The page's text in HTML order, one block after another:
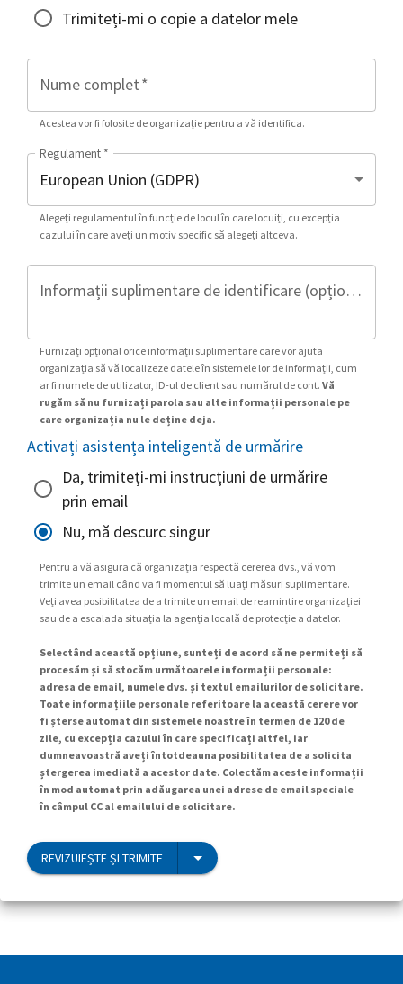
Trimiteți-mi o copie a datelor mele
Nume complet*
Acestea vor fi folosite de organizație pentru a vă identifica.
Regulament *
Alegeți regulamentul în funcție de locul în care locuiți, cu excepția
cazului în care aveți un motiv specific să alegeți altceva.
Informații suplimentare de identificare (opțional)
Furnizați opțional orice informații suplimentare care vor ajuta
organizația să vă localizeze datele în sistemele lor de informații, cum
ar fi numele de utilizator, ID-ul de client sau numărul de cont. Vă
rugăm să nu furnizați parola sau alte informații personale pe
care organizația nu le deține deja.
Activați asistența inteligentă de urmărire
Da, trimiteți-mi instrucțiuni de urmărire
prin email
Nu, mă descurc singur
Pentru a vă asigura că organizația respectă cererea dvs., vă vom
trimite un email când va fi momentul să luați măsuri suplimentare.
Veți avea posibilitatea de a trimite un email de reamintire organizației
sau de a escalada situația la agenția locală de protecție a datelor.
Selectând această opțiune, sunteți de acord să ne permiteți să
procesăm și să stocăm următoarele informații personale:
adresa de email, numele dvs. și textul emailurilor de solicitare.
Toate informațiile personale referitoare la această cerere vor
fi șterse automat din sistemele noastre în termen de 120 de
zile, cu excepția cazului în care specificați altfel, iar
dumneavoastră aveți întotdeauna posibilitatea de a solicita
ștergerea imediată a acestor date. Colectăm aceste informații
în mod automat prin adăugarea unei adrese de email speciale
în câmpul CC al emailului de solicitare.
REVIZUIEȘTE ȘI TRIMITE